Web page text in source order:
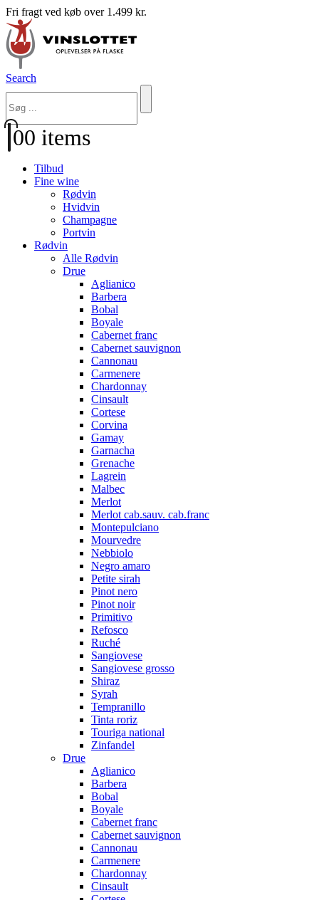
Fri fragt ved køb over 1.499 kr.
Search
00 items
Tilbud
Fine wine
Rødvin
Hvidvin
Champagne
Portvin
Rødvin
Alle Rødvin
Drue
Aglianico
Barbera
Bobal
Boyale
Cabernet franc
Cabernet sauvignon
Cannonau
Carmenere
Chardonnay
Cinsault
Cortese
Corvina
Gamay
Garnacha
Grenache
Lagrein
Malbec
Merlot
Merlot cab.sauv. cab.franc
Montepulciano
Mourvedre
Nebbiolo
Negro amaro
Petite sirah
Pinot nero
Pinot noir
Primitivo
Refosco
Ruché
Sangiovese
Sangiovese grosso
Shiraz
Syrah
Tempranillo
Tinta roriz
Touriga national
Zinfandel
Drue
Aglianico
Barbera
Bobal
Boyale
Cabernet franc
Cabernet sauvignon
Cannonau
Carmenere
Chardonnay
Cinsault